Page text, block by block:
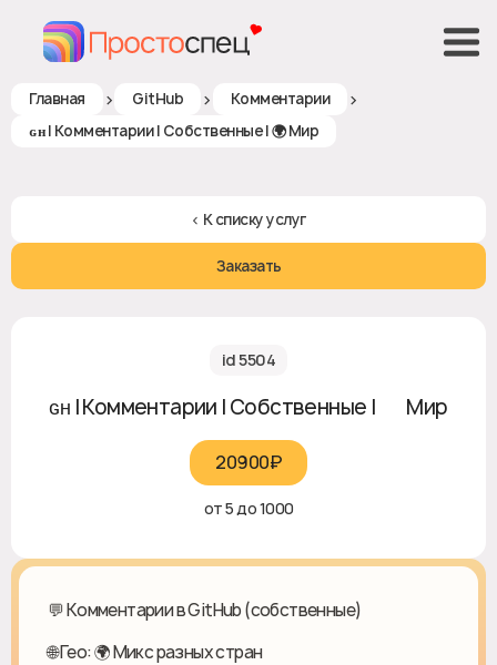
Главная > GitHub > Комментарии >
ɢʜ | Комментарии | Собственные | 🌍 Мир
< К списку услуг
Заказать
id 5504
ɢʜ | Комментарии | Собственные | 🌍 Мир
20900₽‎
от 5 до 1000
💬 Комментарии в GitHub (собственные)
🌐 Гео: 🌍 Микс разных стран